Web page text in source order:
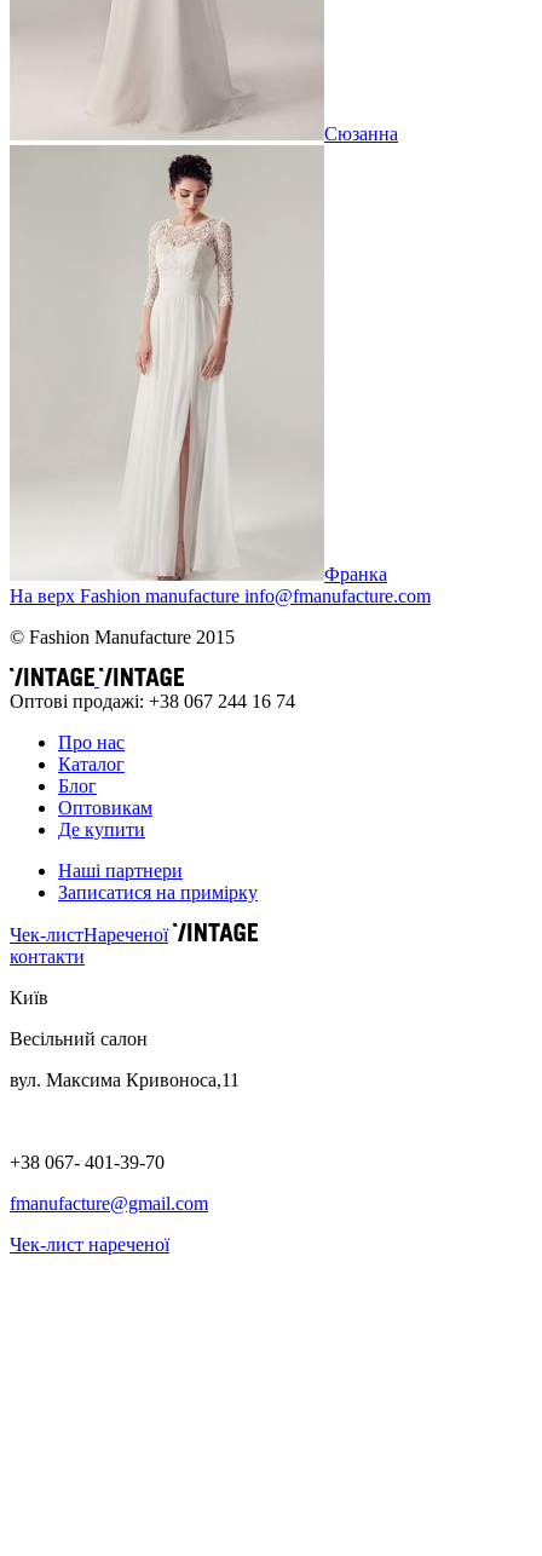
Сюзанна
Франка
На верх Fashion manufacture info@fmanufacture.com
© Fashion Manufacture 2015
Оптові продажі: +38 067 244 16 74
Про нас
Каталог
Блог
Оптовикам
Де купити
Наші партнери
Записатися на примірку
Чек-листНареченої
контакти
Київ
Весільний салон
вул. Максима Кривоноса,11
+38 067- 401-39-70
fmanufacture@gmail.com
Чек-лист нареченої